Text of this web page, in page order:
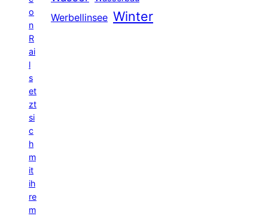
o
n
R
ai
l
s
et
zt
si
c
h
m
it
ih
re
m
Werbellinsee Winter